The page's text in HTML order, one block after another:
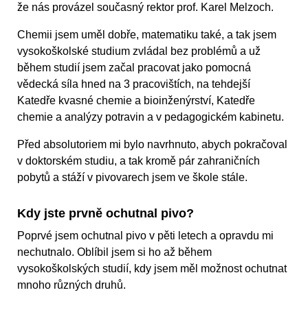
že nás provázel současný rektor prof. Karel Melzoch.
Chemii jsem uměl dobře, matematiku také, a tak jsem
vysokoškolské studium zvládal bez problémů a už
během studií jsem začal pracovat jako pomocná
vědecká síla hned na 3 pracovištích, na tehdejší
Katedře kvasné chemie a bioinženýrství, Katedře
chemie a analýzy potravin a v pedagogickém kabinetu.
Před absolutoriem mi bylo navrhnuto, abych pokračoval
v doktorském studiu, a tak kromě pár zahraničních
pobytů a stáží v pivovarech jsem ve škole stále.
Kdy jste prvně ochutnal pivo?
Poprvé jsem ochutnal pivo v pěti letech a opravdu mi
nechutnalo. Oblíbil jsem si ho až během
vysokoškolských studií, kdy jsem měl možnost ochutnat
mnoho různých druhů.